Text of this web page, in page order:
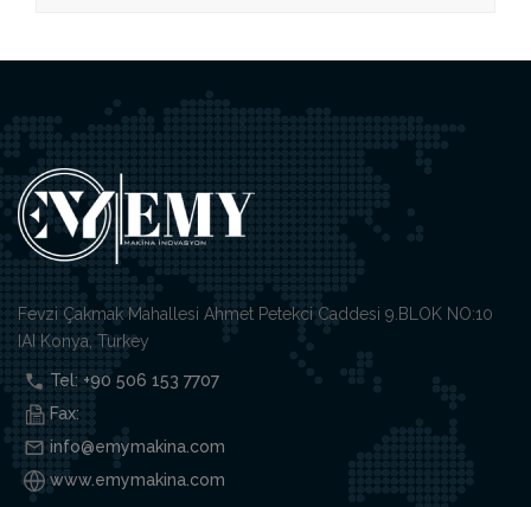
Fevzi Çakmak Mahallesi Ahmet Petekci Caddesi 9.BLOK NO:10
IAI Konya, Turkey
Tel: +90 506 153 7707
Fax:
info@emymakina.com
www.emymakina.com